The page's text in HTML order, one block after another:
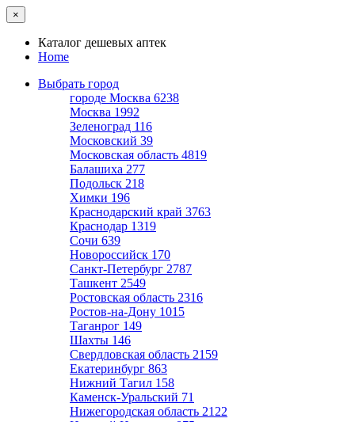
×
Каталог дешевых аптек
Home
Выбрать город
городе Москва 6238
Москва 1992
Зеленоград 116
Московский 39
Московская область 4819
Балашиха 277
Подольск 218
Химки 196
Краснодарский край 3763
Краснодар 1319
Сочи 639
Новороссийск 170
Санкт-Петербург 2787
Ташкент 2549
Ростовская область 2316
Ростов-на-Дону 1015
Таганрог 149
Шахты 146
Свердловская область 2159
Екатеринбург 863
Нижний Тагил 158
Каменск-Уральский 71
Нижегородская область 2122